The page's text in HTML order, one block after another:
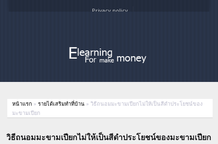
Privacy policy
หน้าแรก »รายได้เสริมทำที่บ้าน »วิธีถนอมมะขามเปียกไม่ให้เป็นสีดำประโยชน์ของ
มะขามเปียก
วิธีถนอมมะขามเปียกไม่ให้เป็นสีดำประโยชน์ของมะขามเปียก